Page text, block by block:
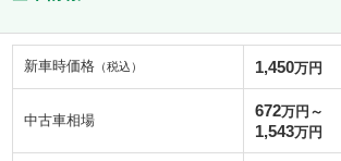
新車時価格 （税込） 1,450万円
中古車相場
672万円～
1,543万円